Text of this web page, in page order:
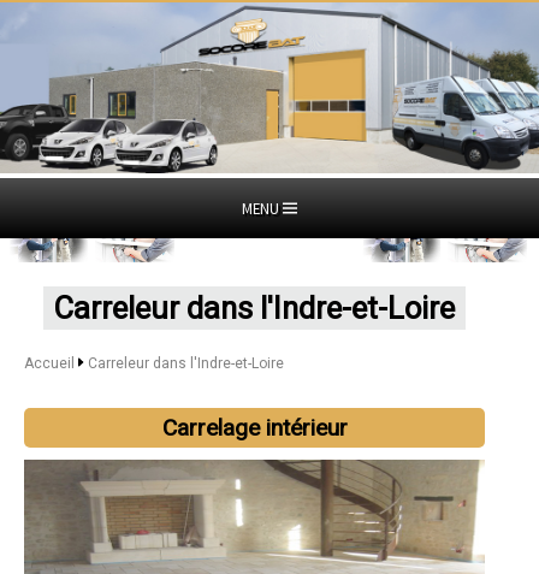
MENU
Carreleur dans l'Indre-et-Loire
Accueil Carreleur dans l'Indre-et-Loire
Carrelage intérieur